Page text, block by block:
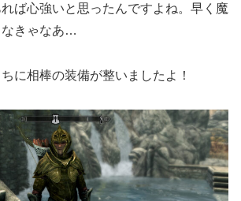
ば心強いと思ったんですよね。早く魔
なきゃなあ…
に相棒の装備が整いましたよ！